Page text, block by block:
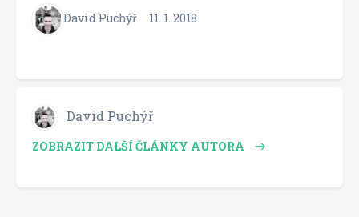
David Puchýř 11. 1. 2018
David Puchýř
ZOBRAZIT DALŠÍ ČLÁNKY AUTORA